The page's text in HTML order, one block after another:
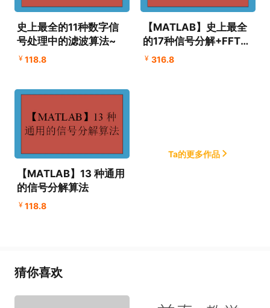
史上最全的11种数字信
号处理中的滤波算法~
¥ 118.8
【MATLAB】史上最全
的17种信号分解+FFT+
HHT组合算法
¥ 316.8
【MATLAB】13 种通用
的信号分解算法
¥ 118.8
Ta的更多作品
猜你喜欢